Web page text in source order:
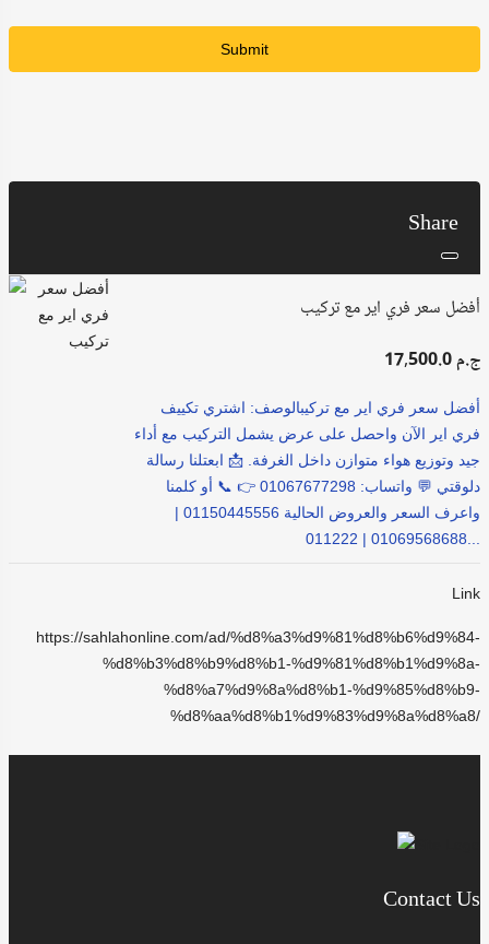
Submit
Share
أفضل سعر فري اير مع تركيب
17,500.0 ج.م
فري اير الآن واحصل على عرض يشمل التركيب مع أداء
جيد وتوزيع هواء متوازن داخل الغرفة. 📩 ابعتلنا رسالة
دلوقتي 💬 واتساب: 01067677298 👉 📞 أو كلمنا
واعرف السعر والعروض الحالية 01150445556 |
Link
https://sahlahonline.com/ad/%d8%a3%d9%81%d8%b6%d9%84-
%d8%b3%d8%b9%d8%b1-%d9%81%d8%b1%d9%8a-
%d8%a7%d9%8a%d8%b1-%d9%85%d8%b9-
%d8%aa%d8%b1%d9%83%d9%8a%d8%a8/
Contact Us